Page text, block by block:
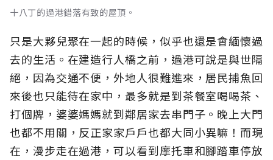
十八丁的過港錯落有致的屋頂。
只是大夥兒聚在一起的時候，似乎也還是會緬懷過
去的生活。在建造行人橋之前，過港可說是與世隔
絕，因為交通不便，外地人很難進來，居民捕魚回
來後也只能待在家中，最多就是到茶餐室喝喝茶、
打個牌，婆婆媽媽就到鄰居家去串門子。晚上大門
也都不用關，反正家家戶戶也都大同小異嘛！而現
在，漫步走在過港，可以看到摩托車和腳踏車停放